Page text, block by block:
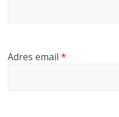
Adres email*